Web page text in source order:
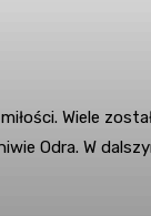
Wiele
Odra. W